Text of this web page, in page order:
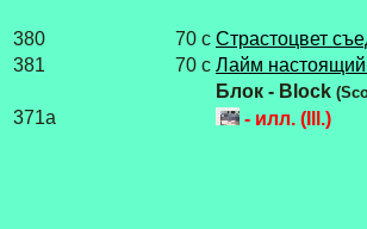
380 70 с Cтрастоцвет
381
70 с Лайм
Блок - Block
371a - илл. (Ill.)